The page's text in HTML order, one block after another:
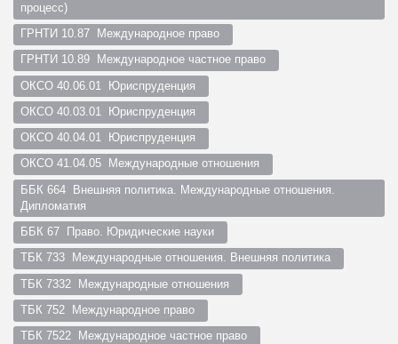
процесс)
ГРНТИ 10.87  Международное право
ГРНТИ 10.89  Международное частное право
ОКСО 40.06.01  Юриспруденция
ОКСО 40.03.01  Юриспруденция
ОКСО 40.04.01  Юриспруденция
ОКСО 41.04.05  Международные отношения
ББК 664  Внешняя политика. Международные отношения.
Дипломатия
ББК 67  Право. Юридические науки
ТБК 733  Международные отношения. Внешняя политика
ТБК 7332  Международные отношения
ТБК 752  Международное право
ТБК 7522  Международное частное право